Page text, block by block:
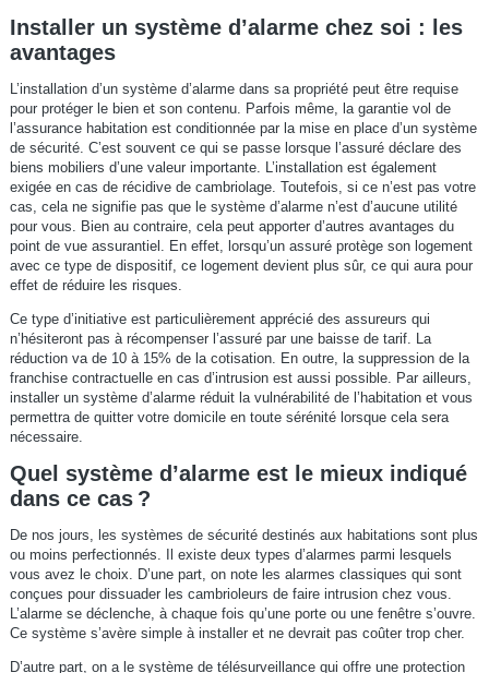
Installer un système d’alarme chez soi : les
avantages
L’installation d’un système d’alarme dans sa propriété peut être requise
pour protéger le bien et son contenu. Parfois même, la garantie vol de
l’assurance habitation est conditionnée par la mise en place d’un système
de sécurité. C’est souvent ce qui se passe lorsque l’assuré déclare des
biens mobiliers d’une valeur importante. L’installation est également
exigée en cas de récidive de cambriolage. Toutefois, si ce n’est pas votre
cas, cela ne signifie pas que le système d’alarme n’est d’aucune utilité
pour vous. Bien au contraire, cela peut apporter d’autres avantages du
point de vue assurantiel. En effet, lorsqu’un assuré protège son logement
avec ce type de dispositif, ce logement devient plus sûr, ce qui aura pour
effet de réduire les risques.
Ce type d’initiative est particulièrement apprécié des assureurs qui
n’hésiteront pas à récompenser l’assuré par une baisse de tarif. La
réduction va de 10 à 15% de la cotisation. En outre, la suppression de la
franchise contractuelle en cas d’intrusion est aussi possible. Par ailleurs,
installer un système d’alarme réduit la vulnérabilité de l’habitation et vous
permettra de quitter votre domicile en toute sérénité lorsque cela sera
nécessaire.
Quel système d’alarme est le mieux indiqué
dans ce cas ?
De nos jours, les systèmes de sécurité destinés aux habitations sont plus
ou moins perfectionnés. Il existe deux types d’alarmes parmi lesquels
vous avez le choix. D’une part, on note les alarmes classiques qui sont
conçues pour dissuader les cambrioleurs de faire intrusion chez vous.
L’alarme se déclenche, à chaque fois qu’une porte ou une fenêtre s’ouvre.
Ce système s’avère simple à installer et ne devrait pas coûter trop cher.
D’autre part, on a le système de télésurveillance qui offre une protection